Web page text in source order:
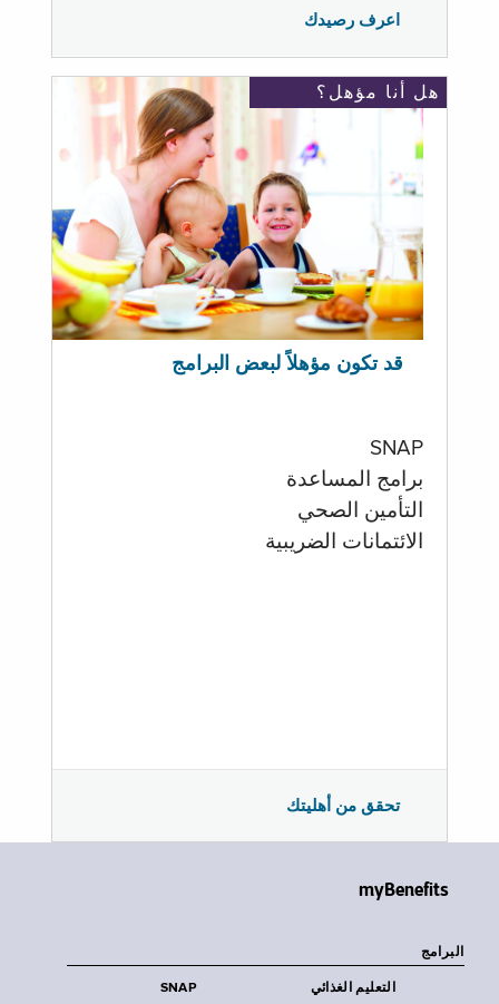
اعرف رصيدك
هل أنا مؤهل؟
قد تكون مؤهلاً لبعض البرامج
SNAP
برامج المساعدة
التأمين الصحي
الائتمانات الضريبية
تحقق من أهليتك
myBenefits
البرامج
SNAP التعليم الغذائي